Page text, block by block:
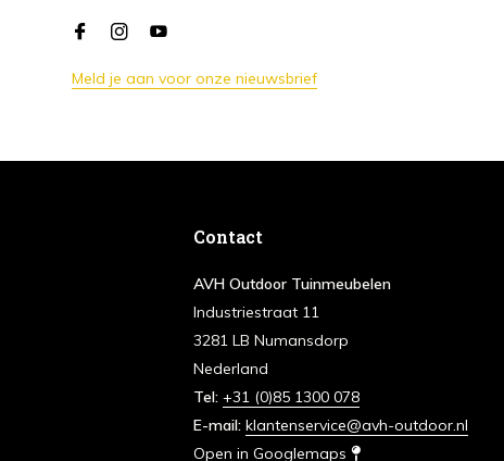
Meld je aan voor onze nieuwsbrief
Contact
AVH Outdoor Tuinmeubelen
Industriestraat 11
3281 LB Numansdorp
Nederland
Tel: +31 (0)85 1300 078
E-mail: klantenservice@avh-outdoor.nl
Open in Googlemaps